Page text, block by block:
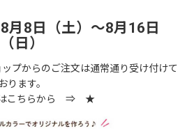
月8日（土）～8月16日
（日）
プからのご注文は通常通り受け付けて
おります。
はこちらから ⇒ ★